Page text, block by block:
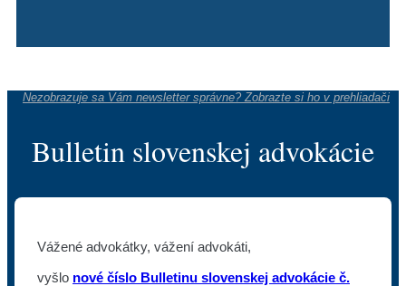
Nezobrazuje sa Vám newsletter správne? Zobrazte si ho v prehliadači
Bulletin slovenskej advokácie
Vážené advokátky, vážení advokáti,
vyšlo nové číslo Bulletinu slovenskej advokácie č.